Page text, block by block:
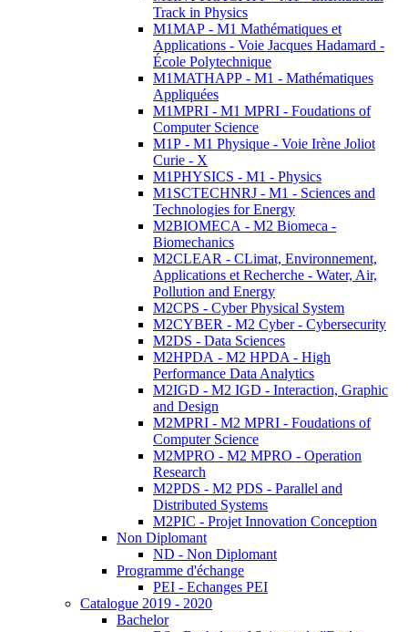
Track in Physics
M1MAP - M1 Mathématiques et
Applications - Voie Jacques Hadamard -
École Polytechnique
M1MATHAPP - M1 - Mathématiques
Appliquées
M1MPRI - M1 MPRI - Foudations of
Computer Science
M1P - M1 Physique - Voie Irène Joliot
Curie - X
M1PHYSICS - M1 - Physics
M1SCTECHNRJ - M1 - Sciences and
Technologies for Energy
M2BIOMECA - M2 Biomeca -
Biomechanics
M2CLEAR - CLimat, Environnement,
Applications et Recherche - Water, Air,
Pollution and Energy
M2CPS - Cyber Physical System
M2CYBER - M2 Cyber - Cybersecurity
M2DS - Data Sciences
M2HPDA - M2 HPDA - High
Performance Data Analytics
M2IGD - M2 IGD - Interaction, Graphic
and Design
M2MPRI - M2 MPRI - Foudations of
Computer Science
M2MPRO - M2 MPRO - Operation
Research
M2PDS - M2 PDS - Parallel and
Distributed Systems
M2PIC - Projet Innovation Conception
Non Diplomant
ND - Non Diplomant
Programme d'échange
PEI - Echanges PEI
Catalogue 2019 - 2020
Bachelor